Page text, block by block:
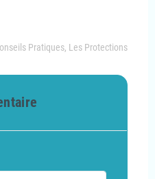
Pratiques, Les Protections